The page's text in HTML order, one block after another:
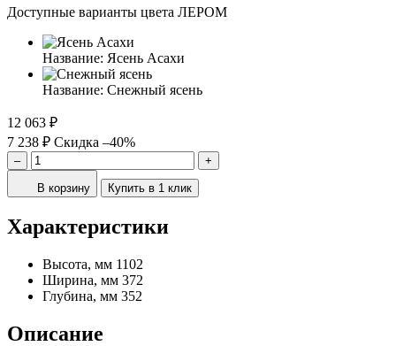
Доступные варианты цвета ЛЕРОМ
Название: Ясень Асахи
Название: Снежный ясень
12 063 ₽
7 238 ₽ Скидка –40%
– +
В корзину Купить в 1 клик
Характеристики
Высота, мм 1102
Ширина, мм 372
Глубина, мм 352
Описание